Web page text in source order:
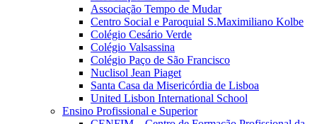
Associação Tempo de Mudar
Centro Social e Paroquial S.Maximiliano Kolbe
Colégio Cesário Verde
Colégio Valsassina
Colégio Paço de São Francisco
Nuclisol Jean Piaget
Santa Casa da Misericórdia de Lisboa
United Lisbon International School
Ensino Profissional e Superior